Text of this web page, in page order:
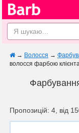
→ Волосся →
волосся фарбою
Пропозицій: 4, від